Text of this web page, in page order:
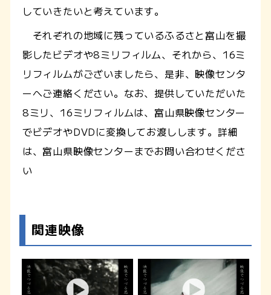
していきたいと考えています。
それぞれの地域に残っているふるさと富山を撮
影したビデオや8ミリフィルム、それから、16ミ
リフィルムがございましたら、是非、映像センタ
ーへご連絡ください。なお、提供していただいた
8ミリ、16ミリフィルムは、富山県映像センター
でビデオやDVDに変換してお渡しします。詳細
は、富山県映像センターまでお問い合わせくださ
い
関連映像